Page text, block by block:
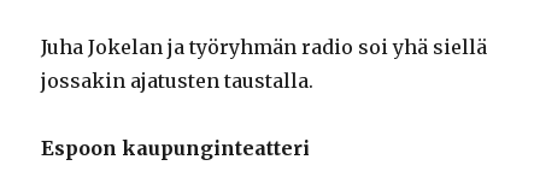
Juha Jokelan ja työryhmän radio soi yhä siellä
jossakin ajatusten taustalla.
Espoon kaupunginteatteri